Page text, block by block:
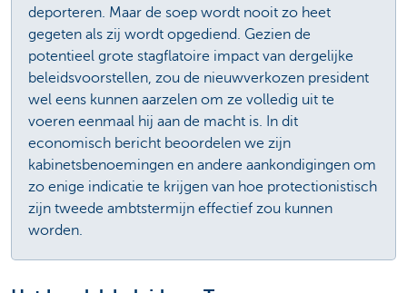
deporteren. Maar de soep wordt nooit zo heet
gegeten als zij wordt opgediend. Gezien de
potentieel grote stagflatoire impact van dergelijke
beleidsvoorstellen, zou de nieuwverkozen president
wel eens kunnen aarzelen om ze volledig uit te
voeren eenmaal hij aan de macht is. In dit
economisch bericht beoordelen we zijn
kabinetsbenoemingen en andere aankondigingen om
zo enige indicatie te krijgen van hoe protectionistisch
zijn tweede ambtstermijn effectief zou kunnen
worden.